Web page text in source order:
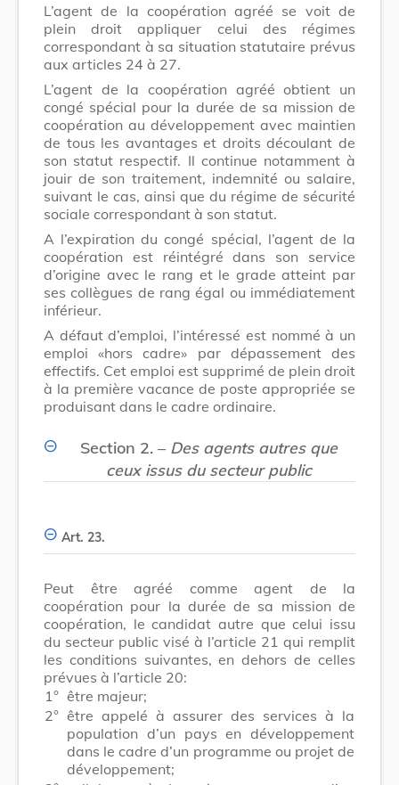
L’agent de la coopération agréé se voit de
plein droit appliquer celui des régimes
correspondant à sa situation statutaire prévus
aux articles 24 à 27.
L’agent de la coopération agréé obtient un
congé spécial pour la durée de sa mission de
coopération au développement avec maintien
de tous les avantages et droits découlant de
son statut respectif. Il continue notamment à
jouir de son traitement, indemnité ou salaire,
suivant le cas, ainsi que du régime de sécurité
sociale correspondant à son statut.
A l’expiration du congé spécial, l’agent de la
coopération est réintégré dans son service
d’origine avec le rang et le grade atteint par
ses collègues de rang égal ou immédiatement
inférieur.
A défaut d’emploi, l’intéressé est nommé à un
emploi «hors cadre» par dépassement des
effectifs. Cet emploi est supprimé de plein droit
à la première vacance de poste appropriée se
produisant dans le cadre ordinaire.
Section 2. – Des agents autres que
ceux issus du secteur public
Art. 23.
Peut être agréé comme agent de la
coopération pour la durée de sa mission de
coopération, le candidat autre que celui issu
du secteur public visé à l’article 21 qui remplit
les conditions suivantes, en dehors de celles
prévues à l’article 20:
1° être majeur;
2° être appelé à assurer des services à la
population d’un pays en développement
dans le cadre d’un programme ou projet de
développement;